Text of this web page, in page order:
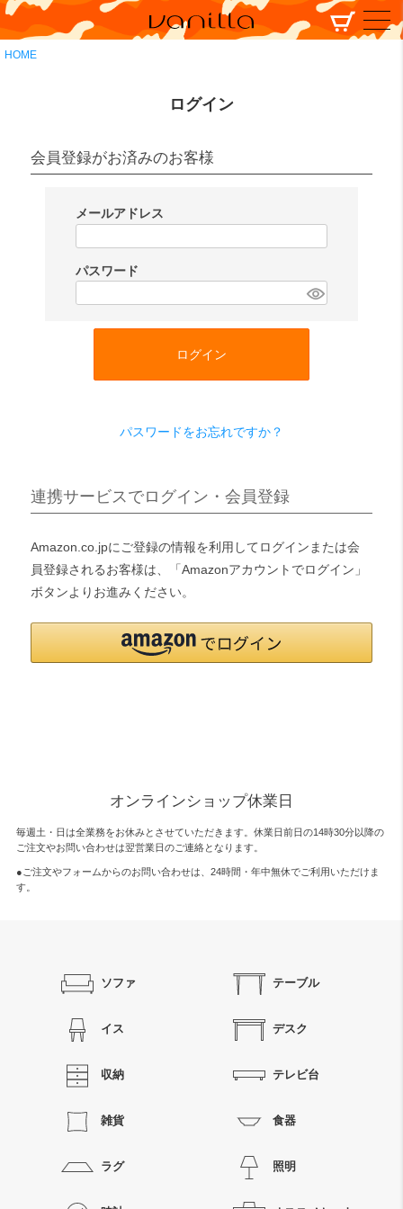
HOME
ログイン
会員登録がお済みのお客様
メールアドレス
須
パスワード
ログイン
パスワードをお忘れですか？
連携サービスでログイン・会員登録
Amazon.co.jpにご登録の情報を利用してログインまたは会
員登録されるお客様は、「Amazonアカウントでログイン」
ボタンよりお進みください。
オンラインショップ休業日
毎週土・日は全業務をお休みとさせていただきます。休業日前日の14時30分以降の
ご注文やお問い合わせは翌営業日のご連絡となります。
●ご注文やフォームからのお問い合わせは、 24時間・年中無休でご利用いただけま
す。
ソファ テーブル
イス デスク
収納 テレビ台
雑貨 食器
ラグ 照明